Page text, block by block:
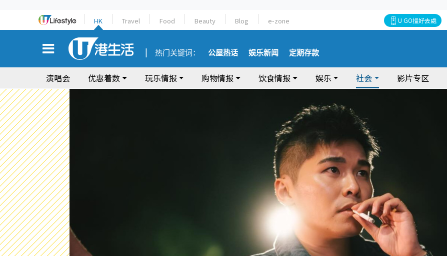
HK Travel Food Beauty Blog e-zone U GO搵好去處
热门关键词： 公屋热话 娱乐新闻 定期存款
演唱会 优惠着数 玩乐情报 购物情报 饮食情报 娱乐 社会 影片专区